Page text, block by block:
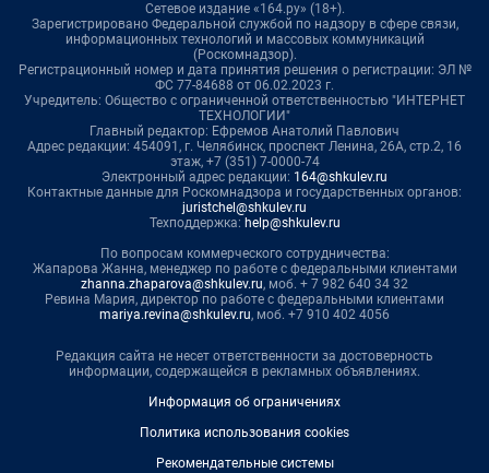
Сетевое издание «164.ру» (18+).
Зарегистрировано Федеральной службой по надзору в сфере связи,
информационных технологий и массовых коммуникаций
(Роскомнадзор).
Регистрационный номер и дата принятия решения о регистрации: ЭЛ №
ФС 77-84688 от 06.02.2023 г.
Учредитель: Общество с ограниченной ответственностью "ИНТЕРНЕТ
ТЕХНОЛОГИИ"
Главный редактор: Ефремов Анатолий Павлович
Адрес редакции: 454091, г. Челябинск, проспект Ленина, 26А, стр.2, 16
этаж, +7 (351) 7-0000-74
Электронный адрес редакции: 164@shkulev.ru
Контактные данные для Роскомнадзора и государственных органов:
juristchel@shkulev.ru
Техподдержка: help@shkulev.ru
По вопросам коммерческого сотрудничества:
Жапарова Жанна, менеджер по работе с федеральными клиентами
zhanna.zhaparova@shkulev.ru, моб. + 7 982 640 34 32
Ревина Мария, директор по работе с федеральными клиентами
mariya.revina@shkulev.ru, моб. +7 910 402 4056
Редакция сайта не несет ответственности за достоверность
информации, содержащейся в рекламных объявлениях.
Информация об ограничениях
Политика использования cookies
Рекомендательные системы